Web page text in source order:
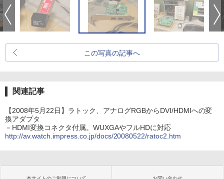
この写真の記事へ
関連記事
【2008年5月22日】ラトック、アナログRGBからDVI/HDMIへの変
換アダプタ
－HDMI変換コネクタ付属。WUXGAやフルHDに対応
http://av.watch.impress.co.jp/docs/20080522/ratoc2.htm